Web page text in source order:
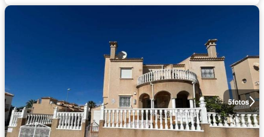
5fotos